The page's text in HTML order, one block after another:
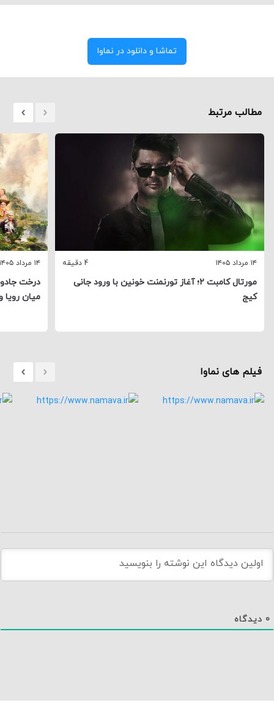
تماشا و دانلود در نماوا
مطالب مرتبط
۱۴ مرداد ۱۴۰۵ 4 دقیقه
مورتال کامبت ۲؛ آغاز تورنمنت خونین با ورود جانی
کیج
۱۴ مرداد ۱۴۰۵
درخت
میان رویا
فیلم های نماوا
0 دیدگاه